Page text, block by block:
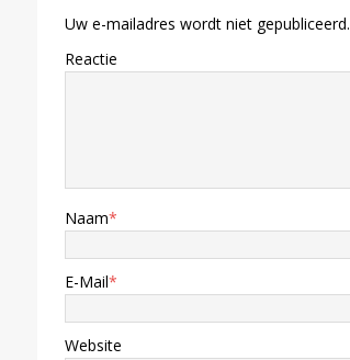
Uw e-mailadres wordt niet gepubliceerd.
Reactie
Naam*
E-Mail*
Website